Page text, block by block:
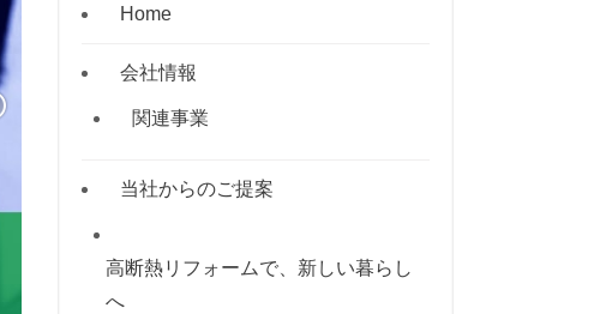
Home
会社情報
関連事業
当社からのご提案
高断熱リフォームで、新しい暮らし
へ